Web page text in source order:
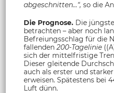
abgeschnitten…“, so die
Die Prognose. Die
betrachten – aber noch
Befreiungsschlag für die
fallenden 200-Tagelinie
sich der mittelfristige
Dieser gleitende
auch als erster und starker
erweisen. Spätestens bei
Luft dünn.